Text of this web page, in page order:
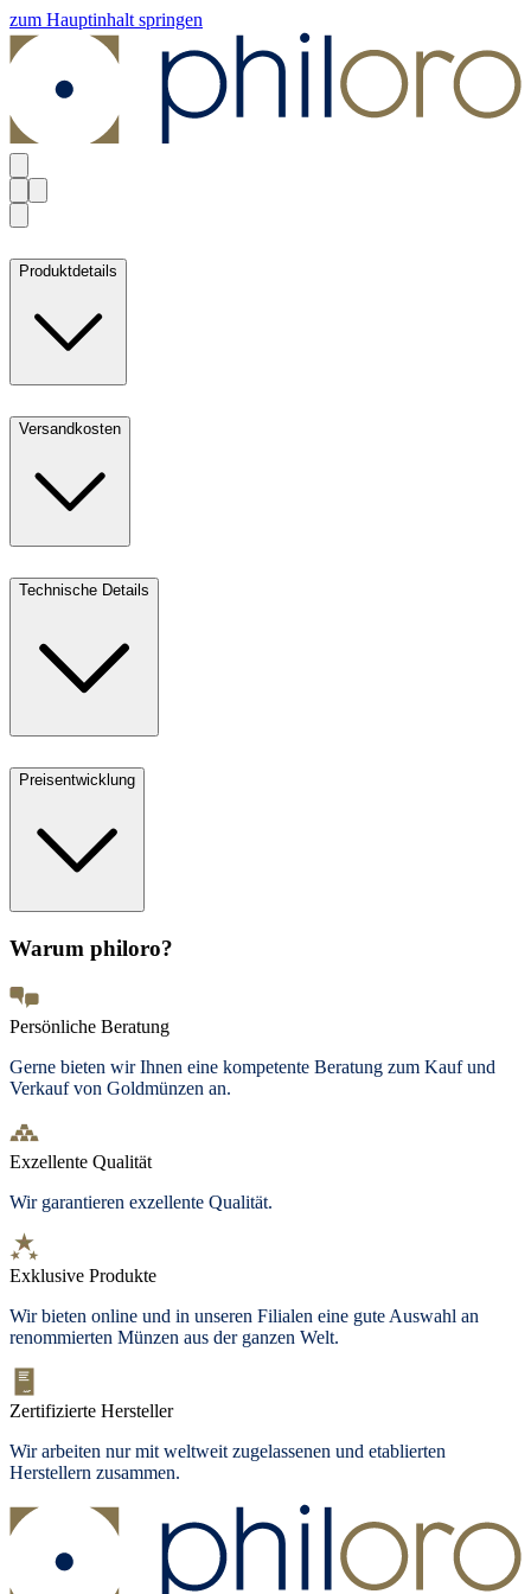
zum Hauptinhalt springen
Produktdetails
Versandkosten
Technische Details
Preisentwicklung
Warum philoro?
Persönliche Beratung
Gerne bieten wir Ihnen eine kompetente Beratung zum Kauf und
Verkauf von Goldmünzen an.
Exzellente Qualität
Wir garantieren exzellente Qualität.
Exklusive Produkte
Wir bieten online und in unseren Filialen eine gute Auswahl an
renommierten Münzen aus der ganzen Welt.
Zertifizierte Hersteller
Wir arbeiten nur mit weltweit zugelassenen und etablierten
Herstellern zusammen.